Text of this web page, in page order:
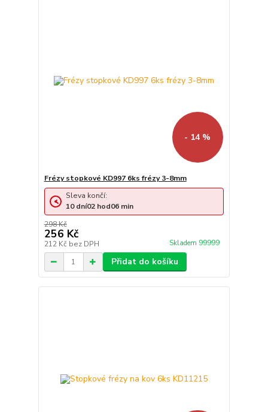
- 14 %
Frézy stopkové KD997 6ks frézy 3-8mm
298 Kč
256 Kč
212 Kč bez DPH Skladem 99999
Sleva končí:
10 dní02 hod06 min
Přidat do košíku